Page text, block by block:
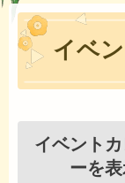
イベ
イベント
ーを